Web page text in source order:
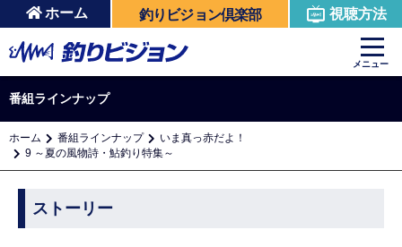
ホーム 釣りビジョン倶楽部 視聴方法
メニュー
番組ラインナップ
ホーム 番組ラインナップ
いま真っ赤だよ！
9 ～夏の風物詩・鮎釣り特集～
ストーリー